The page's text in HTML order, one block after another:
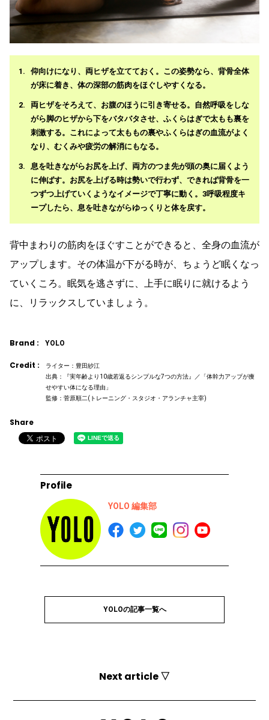
仰向けになり、両ヒザを立てておく。この姿勢なら、背骨全体
が床に着き、体の深部の筋肉をほぐしやすくなる。
両ヒザをそろえて、お腹のほうに引き寄せる。自然呼吸をしな
がら脚のヒザから下をバタバタさせ、ふくらはぎで太もも裏を
刺激する。これによって太ももの裏やふくらはぎの血流がよく
なり、むくみや疲労の解消にもなる。
息を吐きながらお尻を上げ、両方のつま先が頭の奥に届くよう
に伸ばす。お尻を上げる時は勢いで行わず、できれば背骨を一
つずつ上げていくようなイメージで丁寧に動く。3呼吸程度キ
ープしたら、息を吐きながらゆっくりと体を戻す。
背中まわりの筋肉をほぐすことができると、全身の血流が
アップします。その体温が下がる時が、ちょうど眠くなっ
ていくころ。眠気を逃さずに、上手に眠りに就けるよう
に、リラックスしていましょう。
Brand : YOLO
Credit :
ライター：豊田紗江
出典：『実年齢より10歳若返るシンプルな7つの方法』／「体幹力アップが痩
せやすい体になる理由」
監修：菅原順二(トレーニング・スタジオ・アランチャ主宰)
Share
Profile
YOLO 編集部
YOLOの記事一覧へ
Next article ▽